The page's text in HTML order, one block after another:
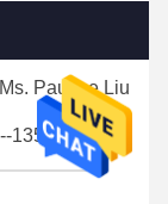
Ms. Pauline Liu
13546943585